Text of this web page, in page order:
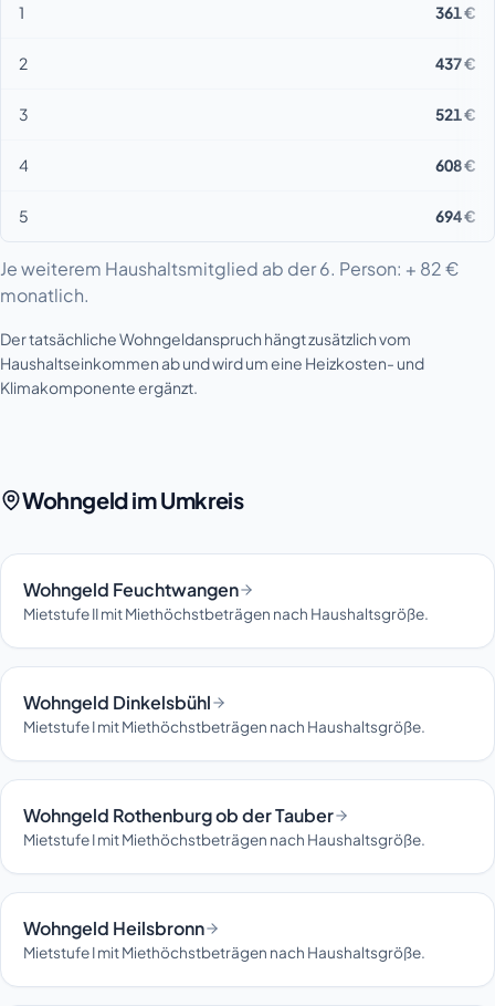
1 361 €
2 437 €
3 521 €
4 608 €
5 694 €
Je weiterem Haushaltsmitglied ab der 6. Person: + 82 €
monatlich.
Der tatsächliche Wohngeldanspruch hängt zusätzlich vom
Haushaltseinkommen ab und wird um eine Heizkosten- und
Klimakomponente ergänzt.
Wohngeld im Umkreis
Wohngeld Feuchtwangen
Mietstufe II mit Miethöchstbeträgen nach Haushaltsgröße.
Wohngeld Dinkelsbühl
Mietstufe I mit Miethöchstbeträgen nach Haushaltsgröße.
Wohngeld Rothenburg ob der Tauber
Mietstufe I mit Miethöchstbeträgen nach Haushaltsgröße.
Wohngeld Heilsbronn
Mietstufe I mit Miethöchstbeträgen nach Haushaltsgröße.